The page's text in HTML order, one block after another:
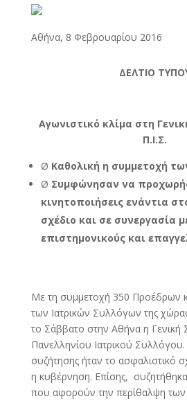
Αθήνα, 8 Φεβρουαρίου 2016
ΔΕΛΤΙΟ
Αγωνιστικό κλίμα στη
Π.Ι.Σ.
Ø Καθολική η συμμετοχή
Ø Συμφώνησαν να
κινητοποιήσεις ενάντια
σχέδιο και σε συνεργασία
επιστημονικούς και
Με τη συμμετοχή 350 Προέδρων
των Ιατρικών Συλλόγων της
το Σάββατο στην Αθήνα η Γενική
Πανελληνίου Ιατρικού
συζήτησης ήταν το ασφαλιστικό
η κυβέρνηση. Επίσης,
που αφορούν την περίθαλψη των